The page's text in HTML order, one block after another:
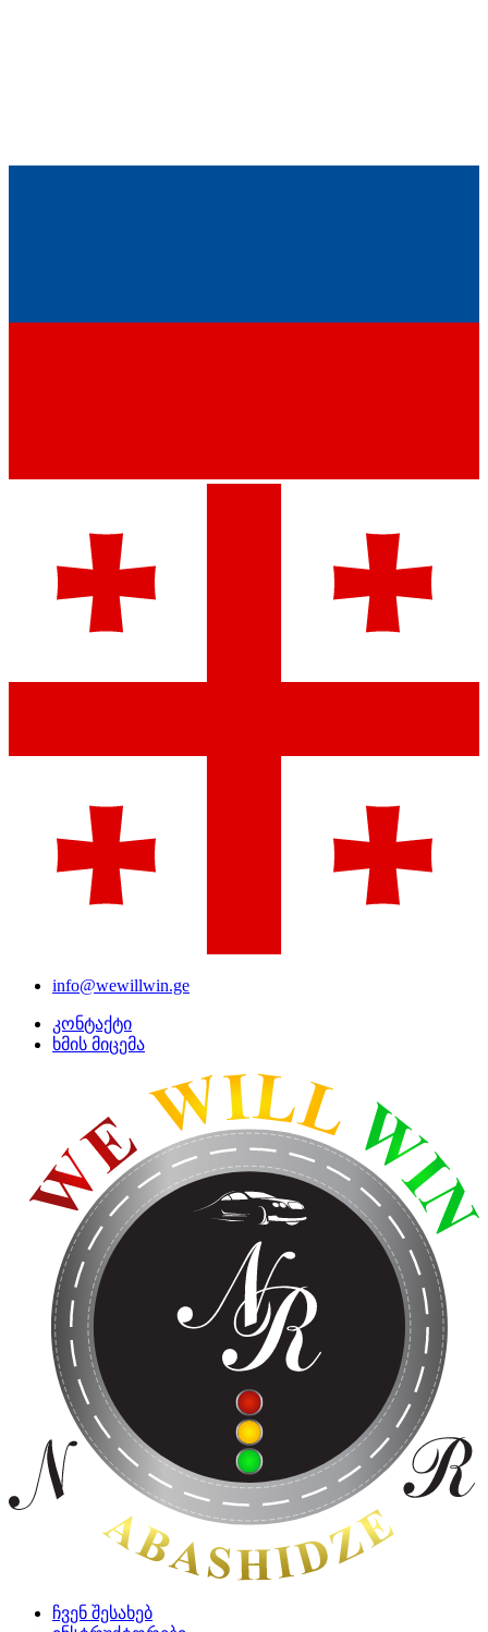
info@wewillwin.ge
კონტაქტი
ხმის მიცემა
ჩვენ შესახებ